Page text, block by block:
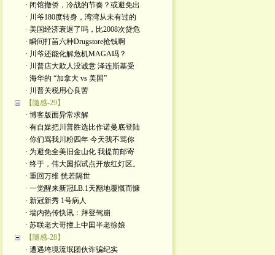
· 闭馆撤侨，冷战的节奏？或避免出
· 川爷180度转身，湾湾从未有过的
· 美国经济衰退了吗，比2008次贷危
· 瞬间打苖六种Drugstore抢钱啊
· 川爷还能化解危机MAGA吗？
· 川普店大欺人没诚意 泽连斯基受
· 海华的 “加拿大 vs 美国”
· 川普关税用心良苦
【隨感-29】
· 博客版面异常求解
· 有自媒把川普胜选比作诺曼底登陆
· 你们骂我川粉四年 今天我不骂你
· 为避免全美旧金山化 我提前邮寄
· 终于，伟大国拟试点开放红灯区。
· 重回万维 恍若隔世
· 一觉醒来新冠LB.1天翻地覆慨而慷
· 新冠新秀 1号病人
· 墙内热传快讯：拜登驾崩
· 苏联老大哥撞上中囯半老徐娘
【隨感-28】
· 遭遇垮境流氓团伙诈骗纪实